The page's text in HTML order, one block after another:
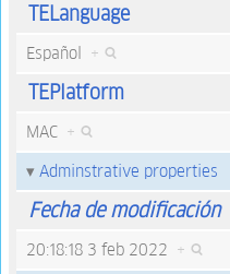
TELanguage
Español +
TEPlatform
MAC +
Adminstrative properties
Fecha de modificación
20:18:18 3 feb 2022 +